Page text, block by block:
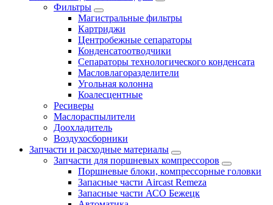
Фильтры
Магистральные фильтры
Картриджи
Центробежные сепараторы
Конденсатоотводчики
Сепараторы технологического конденсата
Масловлагоразделители
Угольная колонна
Коалесцентные
Ресиверы
Маслораспылители
Доохладитель
Воздухосборники
Запчасти и расходные материалы
Запчасти для поршневых компрессоров
Поршневые блоки, компрессорные головки
Запасные части Aircast Remeza
Запасные части АСО Бежецк